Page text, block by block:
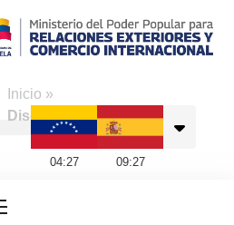
Inicio »
Discursos
04:27 09:27